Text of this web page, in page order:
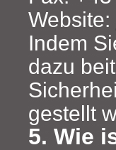
Website:
Indem
dazu
gestellt
5. Wie